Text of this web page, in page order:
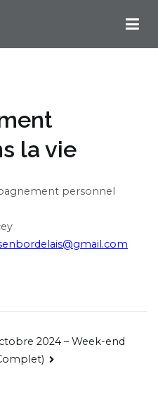
la vie
personnel
2024 – Week-end